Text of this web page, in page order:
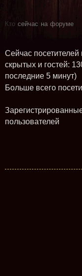
Кто сейчас на форуме
Сейчас
скрытых и гостей:
последние 5 минут)
Больше всего
пользователей